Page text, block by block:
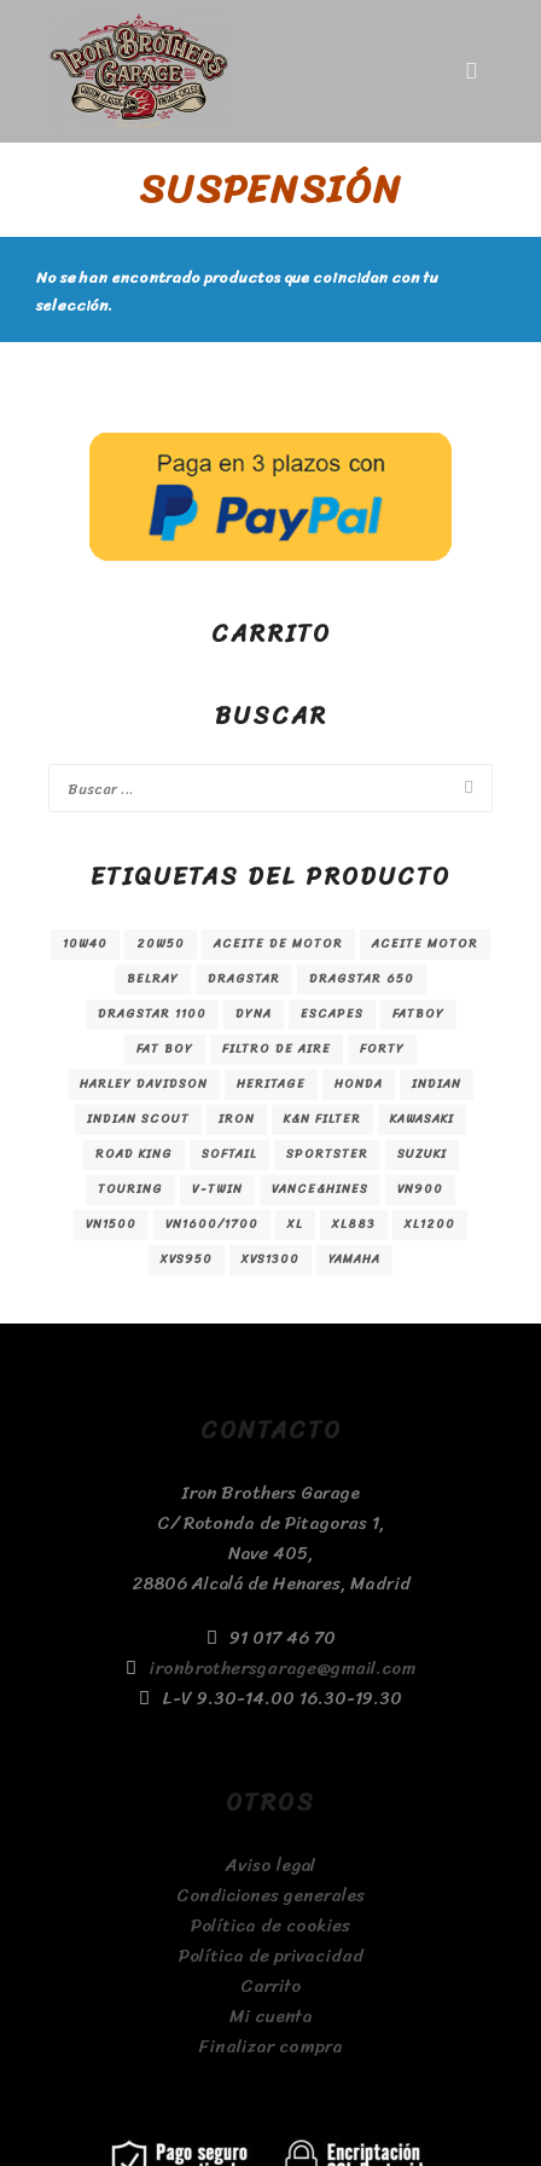
SUSPENSIÓN
No se han encontrado productos que coincidan con tu
selección.
CARRITO
BUSCAR
ETIQUETAS DEL PRODUCTO
10W40 20W50 ACEITE DE MOTOR
ACEITE MOTOR
BELRAY
DRAGSTAR
DRAGSTAR 650
DRAGSTAR 1100
DYNA ESCAPES
FATBOY
FAT BOY
FILTRO DE AIRE
FORTY
HARLEY DAVIDSON
HERITAGE HONDA
INDIAN
INDIAN SCOUT
IRON K&N FILTER
KAWASAKI
ROAD KING
SOFTAIL SPORTSTER
SUZUKI
TOURING
V-TWIN VANCE&HINES
VN900
VN1500
VN1600/1700 XL XL883
XL1200
XVS950
XVS1300 YAMAHA
CONTACTO
Iron Brothers Garage
C/ Rotonda de Pitagoras 1,
Nave 405,
28806 Alcalá de Henares, Madrid
91 017 46 70
ironbrothersgarage@gmail.com
L-V 9.30-14.00 16.30-19.30
OTROS
Aviso legal
Condiciones generales
Política de cookies
Política de privacidad
Carrito
Mi cuenta
Finalizar compra